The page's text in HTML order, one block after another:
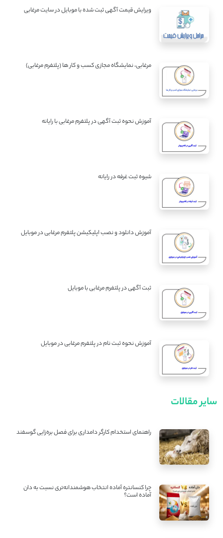
ویرایش قیمت آگهی ثبت شده با موبایل در سایت مرغابی
مرغابی، نمایشگاه مجازی کسب و کار ها (پلتفرم مرغابی)
آموزش نحوه ثبت آگهی در پلتفرم مرغابی با رایانه
شیوه ثبت غرفه در رایانه
آموزش دانلود و نصب اپلیکیشن پلتفرم مرغابی در موبایل
ثبت آگهی در پلتفرم مرغابی با موبایل
آموزش نحوه ثبت نام در پلتفرم مرغابی در موبایل
سایر مقالات
راهنمای استخدام کارگر دامداری برای فصل بره‌زایی گوسفند
چرا کنسانتره آماده انتخاب هوشمندانه‌تری نسبت به دان
آماده است؟